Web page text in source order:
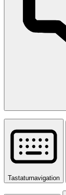
Tastaturnavigation